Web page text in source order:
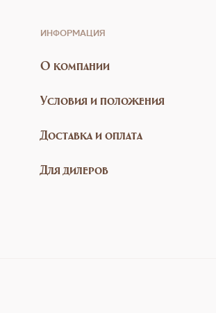
ИНФОРМАЦИЯ
О компании
Условия и положения
Доставка и оплата
Для дилеров